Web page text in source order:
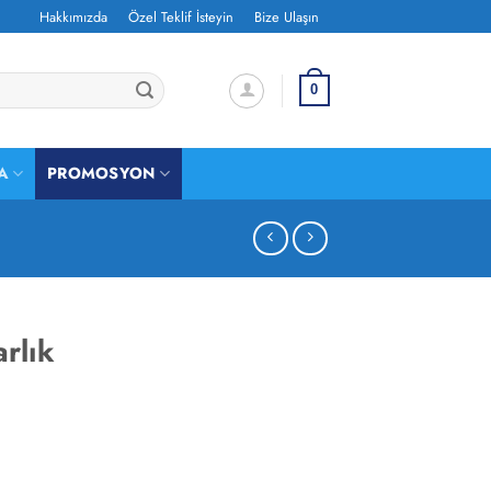
Hakkımızda Özel Teklif İsteyin Bize Ulaşın
0
PROMOSYON